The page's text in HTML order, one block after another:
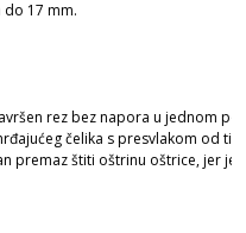
17 mm.
rez bez napora u jednom
čelika s presvlakom od
premaz štiti oštrinu oštrice, jer je